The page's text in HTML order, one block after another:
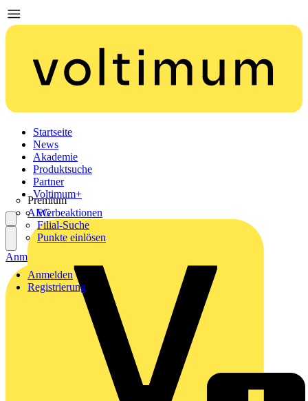
Startseite
News
Akademie
Produktsuche
Partner
Premium
AEG
Voltimum+
Werbeaktionen
Filial-Suche
Punkte einlösen
Anmelden
Registrierung
Anmelden